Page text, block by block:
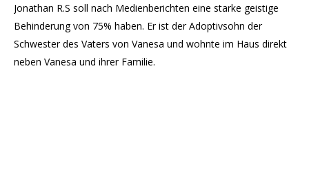
Jonathan R.S soll nach Medienberichten eine starke geistige
Behinderung von 75% haben. Er ist der Adoptivsohn der
Schwester des Vaters von Vanesa und wohnte im Haus direkt
neben Vanesa und ihrer Familie.